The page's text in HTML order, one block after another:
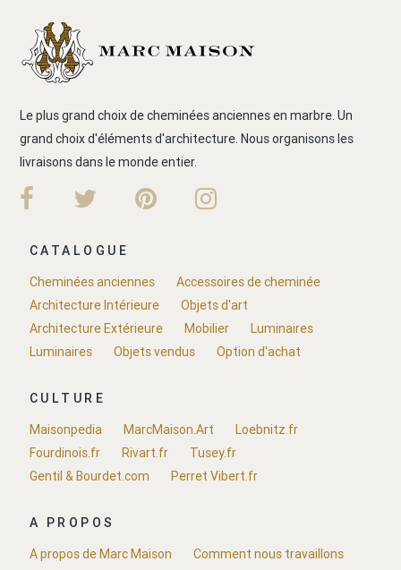
Le plus grand choix de cheminées anciennes en marbre. Un
grand choix d'éléments d'architecture. Nous organisons les
livraisons dans le monde entier.
CATALOGUE
Cheminées anciennes
Accessoires de cheminée
Architecture Intérieure
Objets d'art
Architecture Extérieure
Mobilier
Luminaires
Luminaires
Objets vendus Option d'achat
CULTURE
Maisonpedia
MarcMaison.Art
Loebnitz.fr
Fourdinois.fr
Rivart.fr
Tusey.fr
Gentil & Bourdet.com
Perret Vibert.fr
A PROPOS
A propos de Marc Maison
Comment nous travaillons